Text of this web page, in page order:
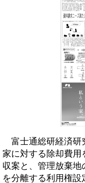
富士通総研経済研
家に対する除却費
収案と、管理放棄地
を分離する利用権